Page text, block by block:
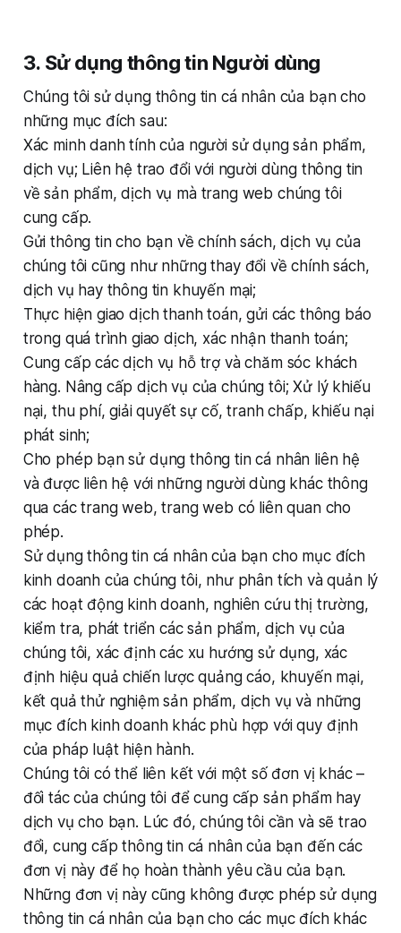
3. Sử dụng thông tin Người dùng
Chúng tôi sử dụng thông tin cá nhân của bạn cho
những mục đích sau:
Xác minh danh tính của người sử dụng sản phẩm,
dịch vụ; Liên hệ trao đổi với người dùng thông tin
về sản phẩm, dịch vụ mà trang web chúng tôi
cung cấp.
Gửi thông tin cho bạn về chính sách, dịch vụ của
chúng tôi cũng như những thay đổi về chính sách,
dịch vụ hay thông tin khuyến mại;
Thực hiện giao dịch thanh toán, gửi các thông báo
trong quá trình giao dịch, xác nhận thanh toán;
Cung cấp các dịch vụ hỗ trợ và chăm sóc khách
hàng. Nâng cấp dịch vụ của chúng tôi; Xử lý khiếu
nại, thu phí, giải quyết sự cố, tranh chấp, khiếu nại
phát sinh;
Cho phép bạn sử dụng thông tin cá nhân liên hệ
và được liên hệ với những người dùng khác thông
qua các trang web, trang web có liên quan cho
phép.
Sử dụng thông tin cá nhân của bạn cho mục đích
kinh doanh của chúng tôi, như phân tích và quản lý
các hoạt động kinh doanh, nghiên cứu thị trường,
kiểm tra, phát triển các sản phẩm, dịch vụ của
chúng tôi, xác định các xu hướng sử dụng, xác
định hiệu quả chiến lược quảng cáo, khuyến mại,
kết quả thử nghiệm sản phẩm, dịch vụ và những
mục đích kinh doanh khác phù hợp với quy định
của pháp luật hiện hành.
Chúng tôi có thể liên kết với một số đơn vị khác –
đối tác của chúng tôi để cung cấp sản phẩm hay
dịch vụ cho bạn. Lúc đó, chúng tôi cần và sẽ trao
đổi, cung cấp thông tin cá nhân của bạn đến các
đơn vị này để họ hoàn thành yêu cầu của bạn.
Những đơn vị này cũng không được phép sử dụng
thông tin cá nhân của bạn cho các mục đích khác